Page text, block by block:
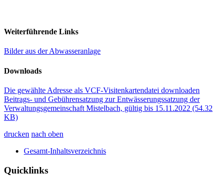
Weiterführende Links
Bilder aus der Abwasseranlage
Downloads
Die gewählte Adresse als VCF-Visitenkartendatei downloaden
Beitrags- und Gebührensatzung zur Entwässerungssatzung der
Verwaltungsgemeinschaft Mistelbach, gültig bis 15.11.2022 (54.32
KB)
drucken nach oben
Gesamt-Inhaltsverzeichnis
Quicklinks